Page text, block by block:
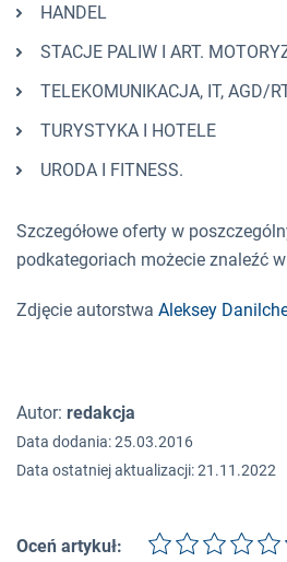
HANDEL
STACJE PALIW I ART.
TELEKOMUNIKACJA, IT, AGD/
TURYSTYKA I HOTELE
URODA I FITNESS.
Szczegółowe oferty w
podkategoriach możecie znaleźć
Zdjęcie autorstwa Aleksey
Autor: redakcja
Data dodania: 25.03.2016
Data ostatniej aktualizacji: 21.11.2022
Oceń artykuł: